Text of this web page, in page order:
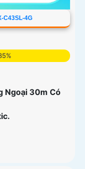
C43SL-4G
Ngoại 30m Có